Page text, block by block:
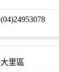
(04)24953078
大里區